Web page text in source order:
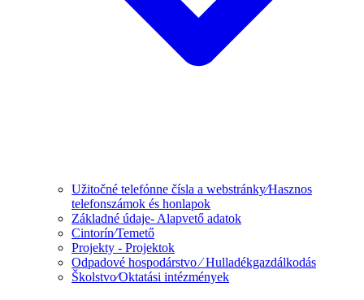
Užitočné telefónne čísla a webstránky⁄Hasznos
telefonszámok és honlapok
Základné údaje- Alapvető adatok
Cintorín⁄Temető
Projekty - Projektok
Odpadové hospodárstvo ⁄ Hulladékgazdálkodás
Školstvo⁄Oktatási intézmények